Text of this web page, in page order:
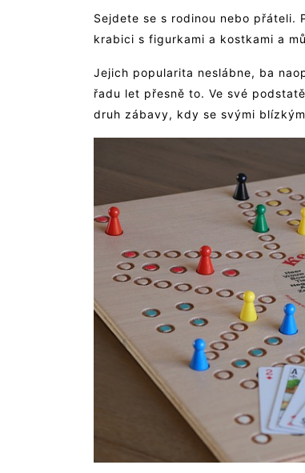
Sejdete se s rodinou nebo přáteli.
krabici s figurkami a kostkami a
Jejich popularita neslábne, ba
řadu let přesně to. Ve své
druh zábavy, kdy se svými